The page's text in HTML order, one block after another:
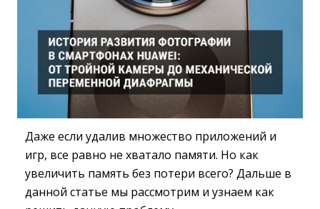
Даже если удалив множество приложений и
игр, все равно не хватало памяти. Но как
увеличить память без потери всего? Дальше в
данной статье мы рассмотрим и узнаем как